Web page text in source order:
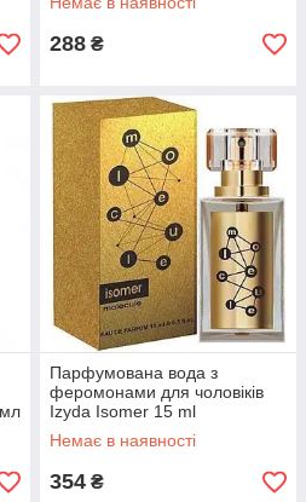
288 ₴
Парфумована вода з
феромонами для чоловіків
Izyda Isomer 15 ml
Немає в наявності
354 ₴